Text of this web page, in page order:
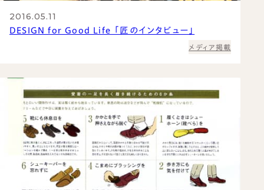
2016.05.11
DESIGN for Good Life 「匠のインタビュー」
メディア掲載